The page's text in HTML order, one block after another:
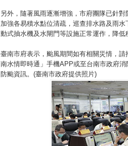
另外，隨著風雨逐漸增強，市府團隊已針
加強各易積水點位清疏，巡查排水路及雨
動式抽水機及水閘門等設施正常運作，降低
臺南市府表示，颱風期間如有相關災情，
南水情即時通」手機APP或至台南市政府
防颱資訊。(臺南市政府提供照片)